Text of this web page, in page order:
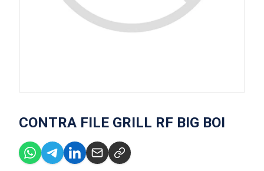
CONTRA FILE GRILL RF BIG BOI